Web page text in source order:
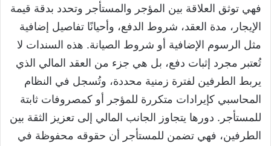
فهي توثق العلاقة بين المؤجر والمستأجر وتحدد بدقة قيمة
الإيجار، مدة العقد، شروط الدفع، وأحيانًا تفاصيل إضافية
مثل الرسوم الإضافية أو شروط الصيانة. هذه السندات لا
تُعتبر مجرد إثبات دفع، بل هي جزء من العقد المالي الذي
يربط الطرفين لفترة زمنية محددة، وتُسجل في النظام
المحاسبي كإيرادات متكررة للمؤجر أو كمصروفات ثابتة
للمستأجر. دورها يتجاوز الجانب المالي إلى تعزيز الثقة بين
الطرفين، فهي تضمن للمستأجر أن حقوقه محفوظة في